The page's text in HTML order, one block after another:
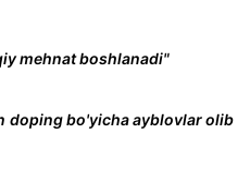
mehnat boshlanadi"
doping bo'yicha ayblovlar olib